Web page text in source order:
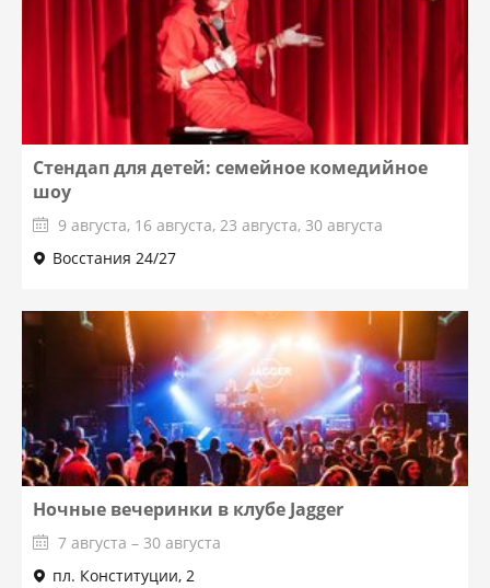
Стендап для детей: семейное комедийное
шоу
9 августа, 16 августа, 23 августа, 30 августа
Восстания 24/27
Ночные вечеринки в клубе Jagger
7 августа – 30 августа
пл. Конституции, 2